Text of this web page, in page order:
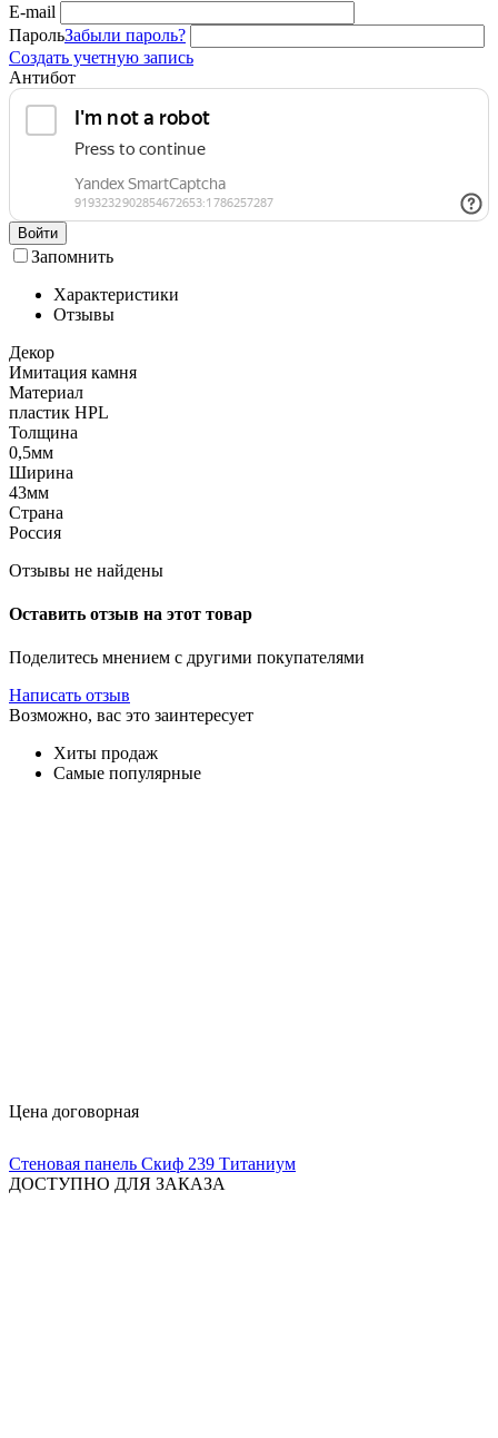
E-mail
ПарольЗабыли пароль?
Создать учетную запись
Антибот
Войти
Запомнить
Характеристики
Отзывы
Декор
Имитация камня
Материал
пластик HPL
Толщина
0,5мм
Ширина
43мм
Страна
Россия
Отзывы не найдены
Оставить отзыв на этот товар
Поделитесь мнением с другими покупателями
Написать отзыв
Возможно, вас это заинтересует
Хиты продаж
Самые популярные
Цена договорная
Стеновая панель Скиф 239 Титаниум
ДОСТУПНО ДЛЯ ЗАКАЗА